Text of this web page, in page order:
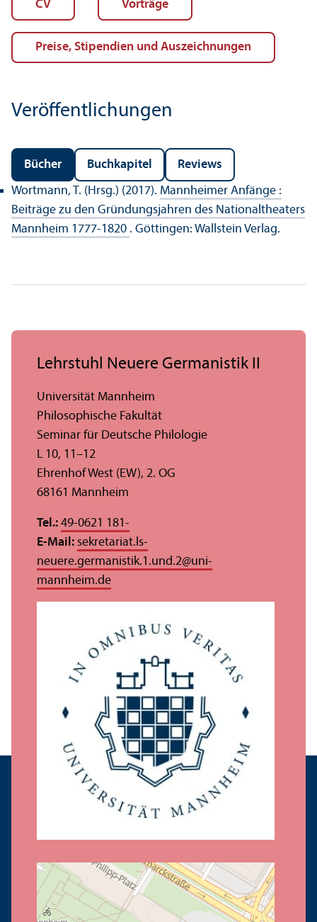
CV Vorträge
Preise, Stipendien und Auszeichnungen
Veröffentlichungen
Bücher Buchkapitel
Reviews
Wortmann, T. (Hrsg.) (2017). Mannheimer Anfänge :
Beiträge zu den Gründungs­jahren des Nationaltheaters
Mannheim 1777-1820 . Göttingen: Wallstein Verlag.
Lehr­stuhl Neuere Germanistik II
Universität Mannheim
Philosophische Fakultät
Seminar für Deutsche Philologie
L 10, 11–12
Ehrenhof West (EW), 2. OG
68161 Mannheim
Tel.: 49-0621 181-
E-Mail: sekretariat.ls-
neuere.germanistik.1.und.2@uni-
mannheim.de